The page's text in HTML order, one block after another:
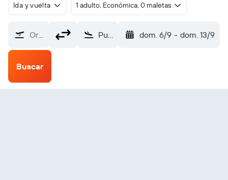
Ida y vuelta 1 adulto, Económica, 0 maletas
Origen Puerto Princesa (PPS) dom. 6/9 - dom. 13/9
Buscar